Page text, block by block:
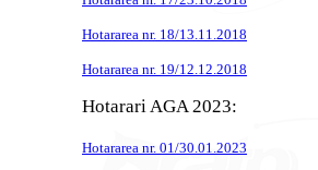
Hotararea nr. 18/13.11.2018
Hotararea nr. 19/12.12.2018
Hotarari AGA 2023:
Hotararea nr. 01/30.01.2023